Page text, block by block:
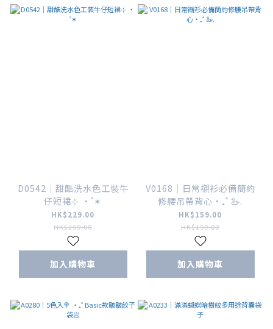
D0542｜甜酷洗水色工裝牛
仔短裙⊹ ‧˚✶
HK$229.00
HK$259.00
加入購物車
V0168｜日常襯衫必備簡約
修腰吊帶背心‧₊˚ 🦢.
HK$159.00
HK$199.00
加入購物車